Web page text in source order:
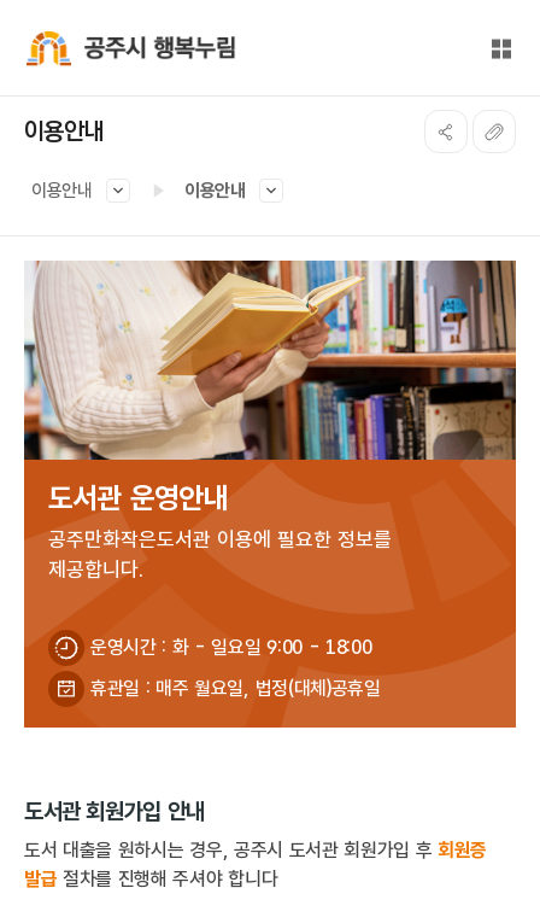
전체
이용안내
이용안내 이용안내
도서관 운영안내
공주만화작은도서관 이용에 필요한 정보를
제공합니다.
운영시간 : 화 - 일요일 9:00 - 18:00
휴관일 : 매주 월요일, 법정(대체)공휴일
도서관 회원가입 안내
도서 대출을 원하시는 경우, 공주시 도서관 회원가입 후회원증
발급 절차를 진행해 주셔야 합니다